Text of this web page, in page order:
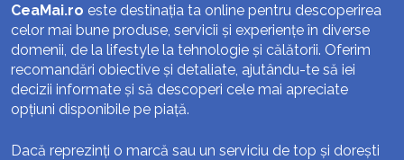
CeaMai.ro este destinația ta online pentru descoperirea
celor mai bune produse, servicii și experiențe în diverse
domenii, de la lifestyle la tehnologie și călătorii. Oferim
recomandări obiective și detaliate, ajutându-te să iei
decizii informate și să descoperi cele mai apreciate
opțiuni disponibile pe piață.
Dacă reprezinți o marcă sau un serviciu de top și dorești